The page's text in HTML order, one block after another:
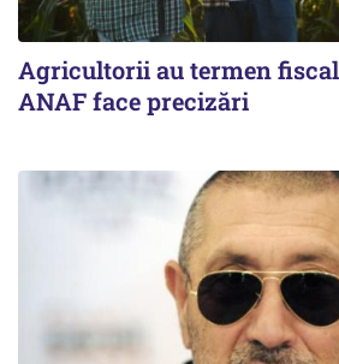
Agricultorii au termen fiscal
ANAF face precizări